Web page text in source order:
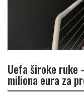
Uefa široke ruke
miliona eura za